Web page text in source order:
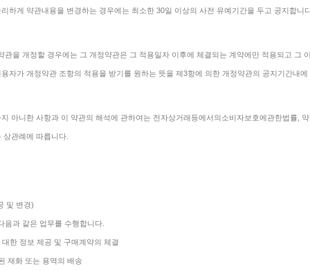
하게 약관내용을 변경하는 경우에는 최소한 30일 이상의 사전 유예기간을 두고 공지합
관을 개정할 경우에는 그 개정약관은 그 적용일자 이후에 체결되는 계약에만 적용되고 그
자가 개정약관 조항의 적용을 받기를 원하는 뜻을 제3항에 의한 개정약관의 공지기간내
아니한 사항과 이 약관의 해석에 관하여는 전자상거래등에서의소비자보호에관한법률,
관례에 따릅니다.
및 변경)
음과 같은 업무를 수행합니다.
한 정보 제공 및 구매계약의 체결
재화 또는 용역의 배송